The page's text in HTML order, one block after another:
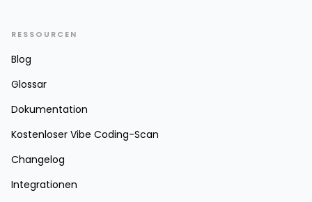
RESSOURCEN
Blog
Glossar
Dokumentation
Kostenloser Vibe Coding-Scan
Changelog
Integrationen